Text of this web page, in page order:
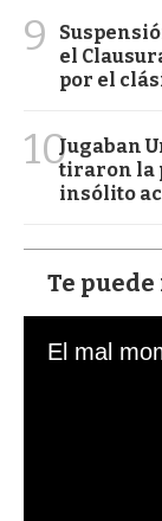
9
el
por el
10Jugaban
tiraron la
insólito
Te